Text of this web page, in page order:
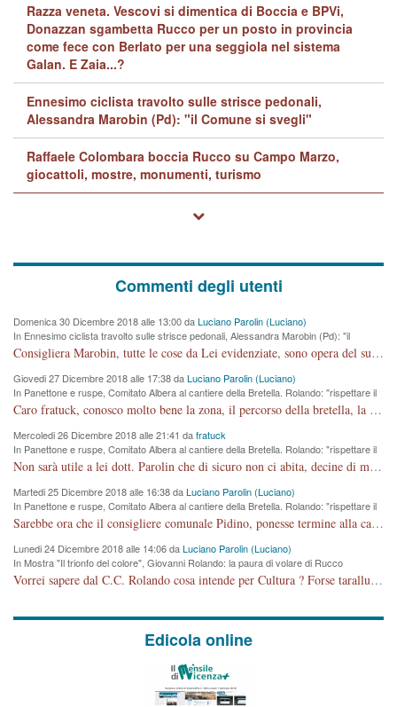
Razza veneta. Vescovi si dimentica di Boccia e BPVi,
Donazzan sgambetta Rucco per un posto in provincia
come fece con Berlato per una seggiola nel sistema
Galan. E Zaia...?
Ennesimo ciclista travolto sulle strisce pedonali,
Alessandra Marobin (Pd): "il Comune si svegli"
Raffaele Colombara boccia Rucco su Campo Marzo,
giocattoli, mostre, monumenti, turismo
Commenti degli utenti
Domenica 30 Dicembre 2018 alle 13:00 daLuciano Parolin (Luciano)
In Ennesimo ciclista travolto sulle strisce pedonali, Alessandra Marobin (Pd): "il
Comune si svegli"
Consigliera Marobin, tutte le cose da Lei evidenziate, sono opera del suo ex Assessore e compagno di Partito Antonio Marco Dalla Pozza Assessore alla "progettazione" di piste ciclabili e altre porcherie. A lui manderei il conto da saldare per incidenti e danni alle persone. E' ora che "finiamola." Avete perso rassegnatevi. qui IL SINDACO RUCCO NON C'ENTRA PER NIENTE. CAPITO!!!!!!!! Amen.
Giovedi 27 Dicembre 2018 alle 17:38 daLuciano Parolin (Luciano)
In Panettone e ruspe, Comitato Albera al cantiere della Bretella. Rolando: "rispettare il
cronoprogramma"
Caro fratuck, conosco molto bene la zona, il percorso della bretella, la situazione dei cittadini, abito in Viale Trento. A partire dal 2003 ho partecipato al Comitato di Maddalene pro bretella, e a riunioni propositive per apportare modifiche al progetto. Numerose mie foto del territorio sono arrivate a Roma, altri miei interventi (non graditi dalla Sx) sono stati pubblicati dal GdV, assieme ad altri come Ciro Asproso, ora favorevole alla bretella. Ho partecipato alla raccolta firme per la chiusura della strada x 5 giorni eseguita dal Sindaco Hullwech per sforamento 180 Micro/g. Pertanto come impegno per la tematica sono apposto con la coscienza. Ora il Progetto è partito, fine! Voglio dire che la nuova Giunta "comunale" non c'entra più. L'opera sarà "malauguratamente" eseguita, ma non con il mio placet. Il Consigliere Comunale dovrebbe capire che la campagna elettorale è finita, con buona pace di tutti. Quello che invece dovrebbe interessare è la proprietà della strada, dall'uscita autostradale Ovest, sino alla Rotatoria dell'Albara, vi sono tre possessori: Autostrade SpA; La Provincia, il Comune. Come la mettiamo per il futuro ? I costi, da 50 sono saliti a 100 milioni di € come dire 20 milioni a KM (!) da non credere. Comunque si farà. Ma nessuno canti Vittoria, anzi meglio non farne un ulteriore fatto "partitico" per questioni elettorali o di seggio. Se mi manda la sua mail, sono disponibile ad inviare i documenti e le foto sopra descritte. Con ossequi, Luciano Parolin
Mercoledi 26 Dicembre 2018 alle 21:41 dafratuck
In Panettone e ruspe, Comitato Albera al cantiere della Bretella. Rolando: "rispettare il
cronoprogramma"
Non sarà utile a lei dott. Parolin che di sicuro non ci abita, decine di migliaia di TIR, automobili e padroncini che passano quotidianamente per una strada appena rotabile, non è più possibile stendere i panni, attraversare la strada senza rischiare la morte, le case stanno crepando, i tempi sono cambiati e la bretella non passerà assolutamente per maddalene (ma cosa sta a dire?!), dia invece responsabilità a chi ha costruito tagliando la strada che doveva invece terminare a isola vicentina e non al moracchino lasciando Motta di Costabissara ancora in panne di traffico. I tempi sono cambiati dottore e se l'anagrafe della vita stagna nell'essere umano impressioni conservatrici, la società non le considera perchè va avanti, si industrializza e ha bisogno di infrastrutture e di sviluppo. Ultima considerazione, se è geloso di Rolando perchè vede in lui solo campagne politiche mentre si difendono i SOLI diritti dei cittadini, la preghiamo faccia considerazioni più appropriate. Saluti e complimenti per i suoi scritti.
Martedi 25 Dicembre 2018 alle 16:38 daLuciano Parolin (Luciano)
In Panettone e ruspe, Comitato Albera al cantiere della Bretella. Rolando: "rispettare il
cronoprogramma"
Sarebbe ora che il consigliere comunale Pidino, ponesse termine alla campagna elettorale nel territorio del suo seggio Villaggio del Sole. La tiraca è iniziata, distruggerà 6 km di prateria ovest della città, ricca di fonti e sorgenti d'acqua. I cittadini di Maddalene non avranno più Pace la notte. Molta colpa per la costruzione di questa Strada è proprio del signor Rolando,dei suoi gazebo mobili e che vuol far passare questa opera VANDALICA come progetto "utile" a chi ? Non è cosa seria sig. Rolando!
Lunedi 24 Dicembre 2018 alle 14:06 daLuciano Parolin (Luciano)
In Mostra "Il trionfo del colore", Giovanni Rolando: la paura di volare di Rucco
Vorrei sapere dal C.C. Rolando cosa intende per Cultura ? Forse tarallucci, vino e sagre, o spaghetti tricolori del PD ? Il continuo (s)parlare della mostra a Palazzo Chiericati caro consigliere DANNEGGIA FORTEMENTE l'immagine della città TUTTA e fa deviare i consensi che in RUSSIA (badi bene ex U.R.S.S.) sono ECCELLENTI. A livello artistico l'evento è di alta Valenza culturale, COMPITO di Tutta la Cittadinanza fare il possibile per propagandare l'iniziativa senza farne UN CASO PARTITICO come fa Lei da sempre. Meno Gazebo + Partecipazione! E così sia. Amen.
Edicola online